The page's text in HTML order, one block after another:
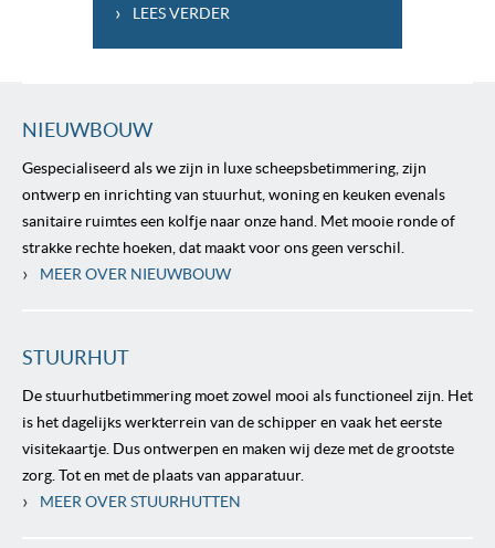
› LEES VERDER
NIEUWBOUW
Gespecialiseerd als we zijn in luxe scheepsbetimmering, zijn
ontwerp en inrichting van stuurhut, woning en keuken evenals
sanitaire ruimtes een kolfje naar onze hand. Met mooie ronde of
strakke rechte hoeken, dat maakt voor ons geen verschil.
› MEER OVER NIEUWBOUW
STUURHUT
De stuurhutbetimmering moet zowel mooi als functioneel zijn. Het
is het dagelijks werkterrein van de schipper en vaak het eerste
visitekaartje. Dus ontwerpen en maken wij deze met de grootste
zorg. Tot en met de plaats van apparatuur.
› MEER OVER STUURHUTTEN